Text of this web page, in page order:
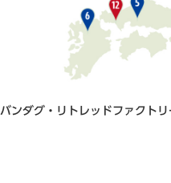
バンダグ・リトレッドファクトリ